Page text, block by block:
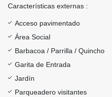
Características externas :
Acceso pavimentado
Área Social
Barbacoa / Parrilla / Quincho
Garita de Entrada
Jardín
Parqueadero visitantes